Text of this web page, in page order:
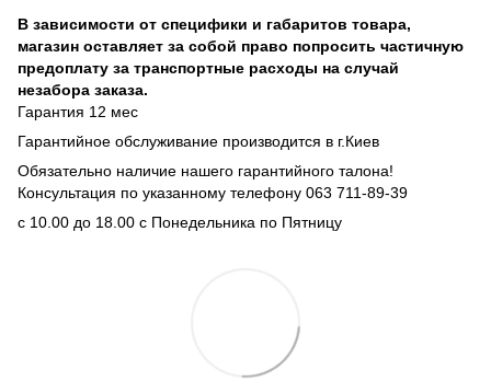
В зависимости от специфики и габаритов товара,
магазин оставляет за собой право попросить частичную
предоплату за транспортные расходы на случай
незабора заказа.
Гарантия 12 мес
Гарантийное обслуживание производится в г.Киев
Обязательно наличие нашего гарантийного талона!
Консультация по указанному телефону 063 711-89-39
с 10.00 до 18.00 с Понедельника по Пятницу